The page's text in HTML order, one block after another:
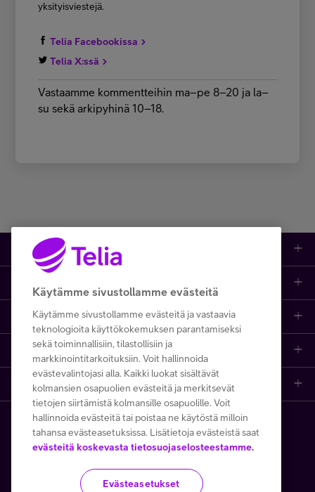
yksityisviestejä.
Telia Facebookissa
Telia X:ssä
Vastaamme kommentteihin ma–pe 8–20 ja la–
su sekä arkipyhinä 10–18.
Kauppa
Puhelinliittymät
Mobiililaajakaista
Kodin laajakaista
Prepaid-liittymät
Tarjoukset
iPhone 17
Samsung S26
Viaplay
Asiakastuki netissä
Etsi apua ja ohjeita
Tilauksen peruuttaminen
Opi ja inspiroidu
Nopeustesti (speed test)
Ota yhteyttä
Asiakaspalvelun yhteystiedot
Asioi kirjautuneena
Etsi Telia Kauppa
Yhteystiedot yrityksille
Telia Finland
Telia yrityksenä
Medialle
Avoimet työpaikat
Copyright Telia Company 2026 Tietosuoja ja -turva
Käyttöehdot Evästeiden käyttö
Käytämme sivustollamme evästeitä
Käytämme sivustollamme evästeitä ja vastaavia
teknologioita käyttökokemuksen parantamiseksi
sekä toiminnallisiin, tilastollisiin ja
markkinointitarkoituksiin. Voit hallinnoida
evästevalintojasi alla. Kaikki luokat sisältävät
kolmansien osapuolien evästeitä ja merkitsevät
tietojen siirtämistä kolmansille osapuolille. Voit
hallinnoida evästeitä tai poistaa ne käytöstä milloin
tahansa evästeasetuksissa. Lisätietoja evästeistä saat
evästeitä koskevasta tietosuojaselosteestamme.
Evästeasetukset